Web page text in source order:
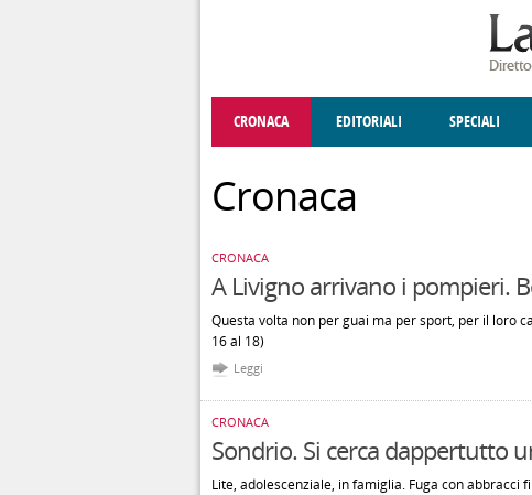
CRONACA EDITORIALI SPECIALI
Cronaca
CRONACA
A Livigno arrivano i pompieri.
Questa volta non per guai ma per sport, per il loro
16 al 18)
Leggi
CRONACA
Sondrio. Si cerca dappertutto
Lite, adolescenziale, in famiglia. Fuga con abbracci